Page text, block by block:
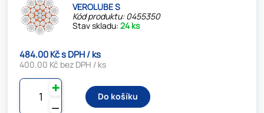
VEROLUBE S
Kód produktu: 0455350
Stav skladu:24 ks
484.00 Kč s DPH / ks
400.00 Kč bez DPH / ks
⚊
✚
Do košíku